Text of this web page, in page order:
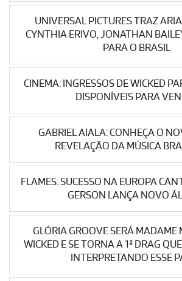
UNIVERSAL PICTURES TRAZ
CYNTHIA ERIVO, JONATHAN
PARA O BRASIL
CINEMA: INGRESSOS DE WICKED
DISPONÍVEIS PARA
GABRIEL AIALA: CONHEÇA O
REVELAÇÃO DA MÚSICA
FLAMES: SUCESSO NA EUROPA
GERSON LANÇA NOVO
GLÓRIA GROOVE SERÁ MADAME
WICKED E SE TORNA A 1ª DRAG
INTERPRETANDO ESSE